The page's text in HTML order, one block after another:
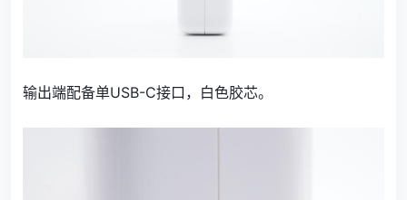
输出端配备单USB-C接口，白色胶芯。